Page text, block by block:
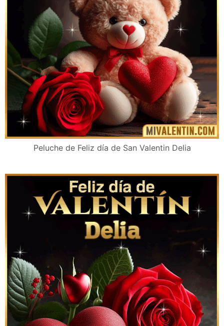
Peluche de Feliz día de San Valentin Delia